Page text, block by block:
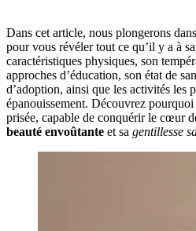
Dans cet article, nous plongerons
pour vous révéler tout ce qu’il y a à
caractéristiques physiques, son
approches d’éducation, son état de
d’adoption, ainsi que les activités les
épanouissement. Découvrez
prisée, capable de conquérir le cœur
beauté envoûtante et sa gentillesse